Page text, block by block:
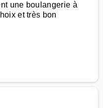
une boulangerie à
et très bon